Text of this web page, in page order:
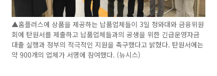
▲홈플러스에 상품을 제공하는 납품업체들이 3일 청와대와 금융위원
회에 탄원서를 제출하고 납품업체들과의 공생을 위한 긴급운영자금
대출 실행과 정부의 적극적인 지원을 촉구했다고 밝혔다. 탄원서에는
약 900개의 업체가 서명에 참여했다. (뉴시스)